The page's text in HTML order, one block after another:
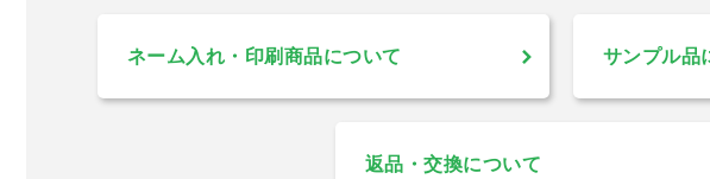
ネーム入れ・印刷商品について サンプル品
返品・交換について